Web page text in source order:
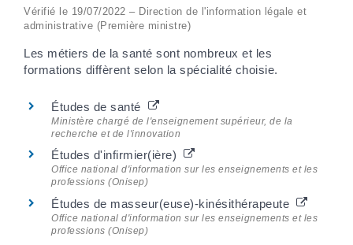
Vérifié le 19/07/2022 – Direction de l'information légale et
administrative (Première ministre)
Les métiers de la santé sont nombreux et les
formations diffèrent selon la spécialité choisie.
Études de santé
Ministère chargé de l'enseignement supérieur, de la
recherche et de l'innovation
Études d'infirmier(ière)
Office national d'information sur les enseignements et les
professions (Onisep)
Études de masseur(euse)-kinésithérapeute
Office national d'information sur les enseignements et les
professions (Onisep)